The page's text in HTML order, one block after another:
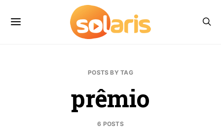
POSTS BY TAG
prêmio
6 POSTS